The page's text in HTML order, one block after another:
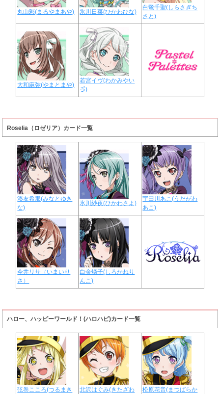
丸山彩(まるやまあや) 氷川日菜(ひかわひな)
白鷺千聖(しらさぎち
さと)
大和麻弥(やまとまや)
若宮イヴ(わかみやい
ゔ)
Roselia（ロゼリア）カード一覧
湊友希那(みなとゆき
な)
氷川紗夜(ひかわさよ)
宇田川あこ(うだがわ
あこ)
今井リサ（いまいり
さ）
白金燐子(しろかねり
んこ)
ハロー、ハッピーワールド！(ハロハピ)カード一覧
弦巻こころ(つるまき
北沢はぐみ(きたざわ
松原花音(まつばらか